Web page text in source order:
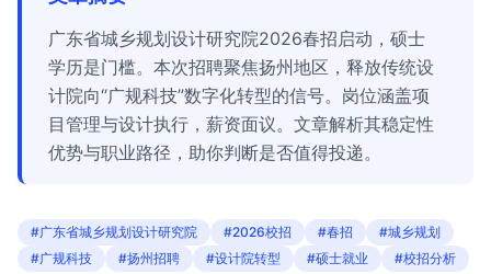
广东省城乡规划设计研究院2026春招启动，硕士
学历是门槛。本次招聘聚焦扬州地区，释放传统设
计院向“广规科技”数字化转型的信号。岗位涵盖项
目管理与设计执行，薪资面议。文章解析其稳定性
优势与职业路径，助你判断是否值得投递。
#广东省城乡规划设计研究院 #2026校招 #春招
#城乡规划
#广规科技
#扬州招聘 #设计院转型 #硕士就业 #校招分析